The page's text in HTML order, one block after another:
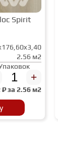
Spirit
2.56 м2
+
₽ за 2.56 м2